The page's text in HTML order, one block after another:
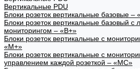
Вертикальные PDU
Блоки розеток вертикальные базовые –
Блоки розеток вертикальные базовый с
мониторингом – «В+»
Блоки розеток вертикальные с
«М+»
Блоки розеток вертикальные с
управлением каждой розеткой – «МС»